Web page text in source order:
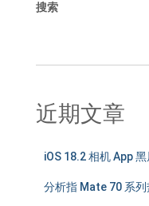
搜索
近期文章
iOS 18.2 相机 App
分析指 Mate 70 系